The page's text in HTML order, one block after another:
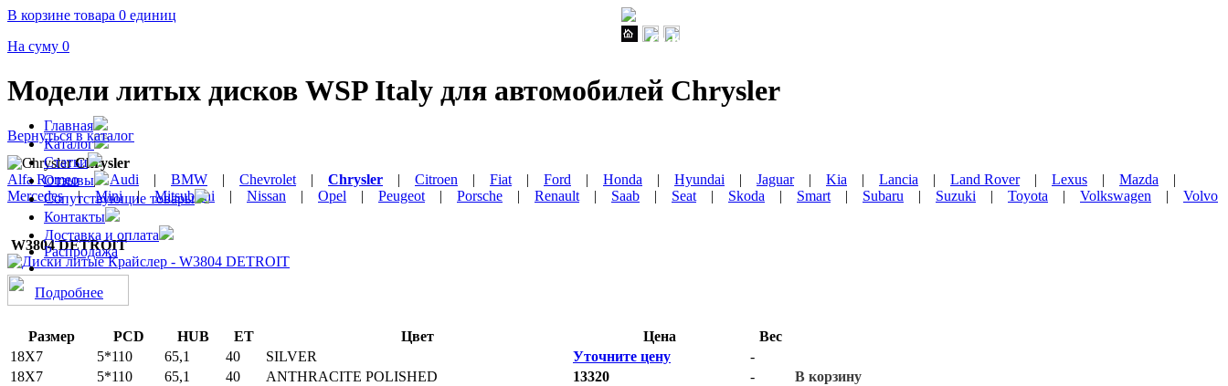
Официальный импортер WSP Italy в России
Главная
Каталог
Статьи
Отзывы
Сопутствующие товары
Контакты
Доставка и оплата
Распродажа
В корзине товара 0 единиц
На суму 0
Модели литых дисков WSP Italy для автомобилей Chrysler
Вернуться в каталог
Chrysler
Alfa Romeo|Audi | BMW | Chevrolet | Chrysler | Citroen | Fiat | Ford | Honda | Hyundai | Jaguar| Kia | Lancia | Land Rover| Lexus | Mazda |
Mercedes|Mini|Mitsubishi | Nissan | Opel | Peugeot | Porsche | Renault | Saab | Seat | Skoda | Smart | Subaru | Suzuki | Toyota | Volkswagen | Volvo
W3804 DETROIT
Подробнее
Размер PCD HUB ET Цвет Цена
Вес
18Х7
5*110 65,1 40 SILVER Уточните цену
-
18Х7
5*110 65,1 40 ANTHRACITE POLISHED 13320 - В корзину